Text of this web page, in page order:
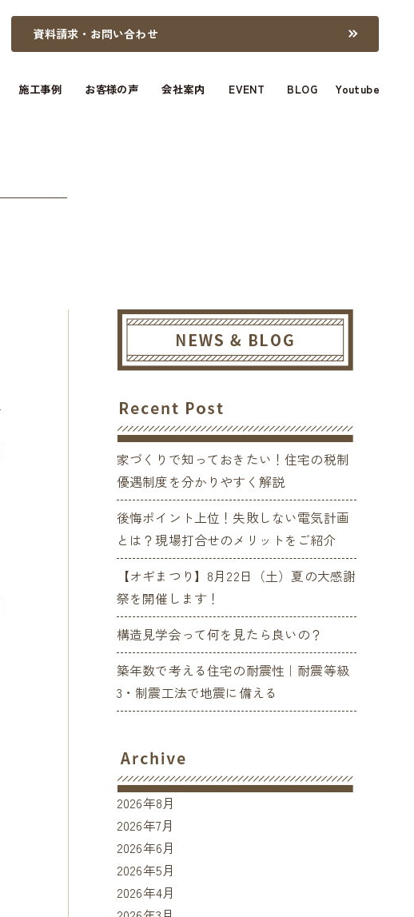
資料請求・お問い合わせ
施工事例 お客様の声 会社案内 EVENT BLOG Youtube
家づくりで知っておきたい！住宅の税制
優遇制度を分かりやすく解説
後悔ポイント上位！失敗しない電気計画
とは？現場打合せのメリットをご紹介
【オギまつり】8月22日（土）夏の大感謝
祭を開催します！
構造見学会って何を見たら良いの？
築年数で考える住宅の耐震性｜耐震等級
3・制震工法で地震に備える
2026年8月
2026年7月
2026年6月
2026年5月
2026年4月